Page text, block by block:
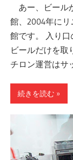
あー、ビール
館、2004年に
館です。 入り
ビールだけを取
チロン運営はサ
続きを読む